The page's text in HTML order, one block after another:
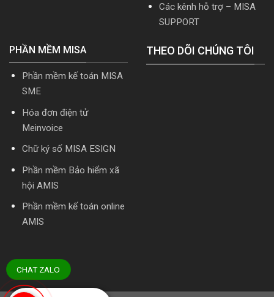
Các kênh hỗ trợ – MISA
SUPPORT
PHẦN MỀM MISA
Phần mềm kế toán MISA
SME
Hóa đơn điện tử
Meinvoice
Chữ ký số MISA ESIGN
Phần mềm Bảo hiểm xã
hội AMIS
Phần mềm kế toán online
AMIS
THEO DÕI CHÚNG TÔI
CHAT ZALO